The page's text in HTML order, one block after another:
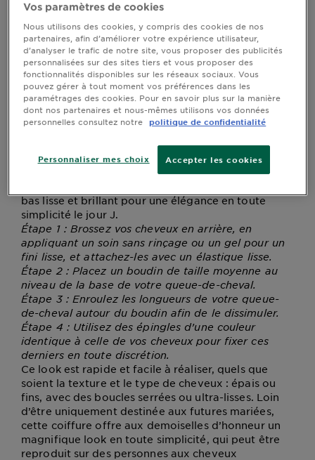
Au coeur
de
l'ingrédient
Garnier x
Gisele
Bündchen
magazine
4 des plus belles coiffures de mariage
cheveux longs : le guide 2019
Vous cherchez unecoiffure de mariagepour le jour
J ? Que vous soyez la future mariée, une demoiselle
d’honneur ou une invitée, les cheveux longs ont la
particularité de pouvoir être coiffés de multiples
façons. Découvrez 4 des plus belles coiffures
mariage cheveux longs à arborer en 2019 :
1. Le chignon bas élégant
looks de mariage cheveux
bas lisse et brillant pour une élégance en toute
simplicité le jour J.
Étape 1 : Brossez vos cheveux en arrière, en
appliquant un soin sans rinçage ou un gel pour un
fini lisse, et attachez-les avec un élastique lisse.
Étape 2 : Placez un boudin de taille moyenne au
niveau de la base de votre queue-de-cheval.
Étape 3 : Enroulez les longueurs de votre queue-
de-cheval autour du boudin afin de le dissimuler.
Étape 4 : Utilisez des épingles d’une couleur
identique à celle de vos cheveux pour fixer ces
derniers en toute discrétion.
Ce look est rapide et facile à réaliser, quels que
soient la texture et le type de cheveux : épais ou
fins, avec des boucles serrées ou ultra-lisses. Loin
d’être uniquement destinée aux futures mariées,
cette coiffure offre aux demoiselles d’honneur un
magnifique look en toute simplicité, qui peut être
reproduit sur des personnes aux cheveux
Vos paramètres de cookies
Nous utilisons des cookies, y compris des cookies de nos
partenaires, afin d’améliorer votre expérience utilisateur,
d’analyser le trafic de notre site, vous proposer des publicités
personnalisées sur des sites tiers et vous proposer des
fonctionnalités disponibles sur les réseaux sociaux. Vous
pouvez gérer à tout moment vos préférences dans les
paramétrages des cookies. Pour en savoir plus sur la manière
dont nos partenaires et nous-mêmes utilisons vos données
personnelles consultez notre
politique de confidentialité
Accepter les cookies
Personnaliser mes choix